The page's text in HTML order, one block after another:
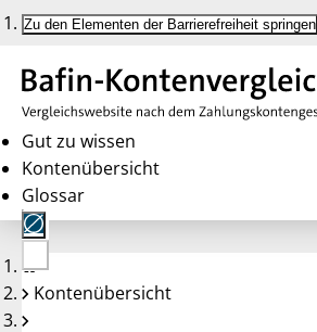
Zu den Elementen der Barrierefreiheit springen
Gut zu wissen
Kontenübersicht
Glossar
Keine
Konten
Kontenübersicht